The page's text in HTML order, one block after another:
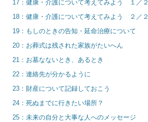
17：健康・介護について考えてみよう １／２
18：健康・介護について考えてみよう ２／２
19：もしのときの告知・延命治療について
20：お葬式は残された家族がたいへん
21：お墓なないとき、あるとき
22：連絡先が分かるように
23：財産について記録しておこう
24：死ぬまでに行きたい場所？
25：未来の自分と大事な人へのメッセージ